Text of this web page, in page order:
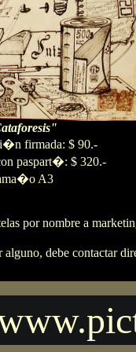
firmada: $ 90.-
paspart�: $ 320.-
A3
por nombre a
debe contactar